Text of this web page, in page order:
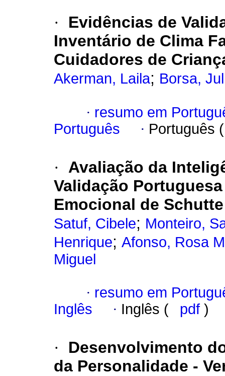
·
Evidências de
Inventário de Clima
Cuidadores de
Akerman, Laila; Borsa,
· resumo em
Português
· Português
·
Avaliação da
Validação
Emocional de Schutte
Satuf, Cibele; Monteiro,
Henrique; Afonso, Rosa
Miguel
· resumo em
Inglês
· Inglês ( pdf )
·
Desenvolvimento
da Personalidade -